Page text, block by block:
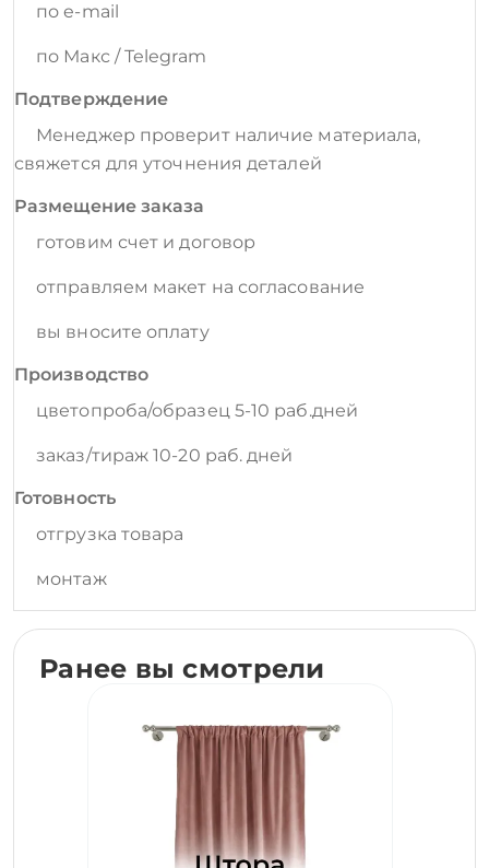
по e-mail
по Макс / Telegram
Подтверждение
Менеджер проверит наличие материала,
свяжется для уточнения деталей
Размещение заказа
готовим счет и договор
отправляем макет на согласование
вы вносите оплату
Производство
цветопроба/образец 5-10 раб.дней
заказ/тираж 10-20 раб. дней
Готовность
отгрузка товара
монтаж
Ранее вы смотрели